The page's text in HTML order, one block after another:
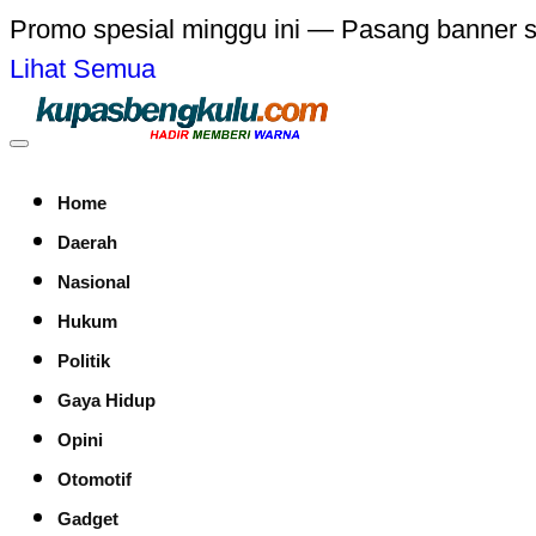
Promo spesial minggu ini — Pasang banner
Lihat Semua
Home
Daerah
Nasional
Hukum
Politik
Gaya Hidup
Opini
Otomotif
Gadget